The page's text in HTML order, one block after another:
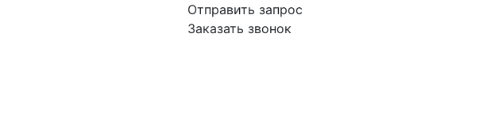
Отправить запрос
Заказать звонок